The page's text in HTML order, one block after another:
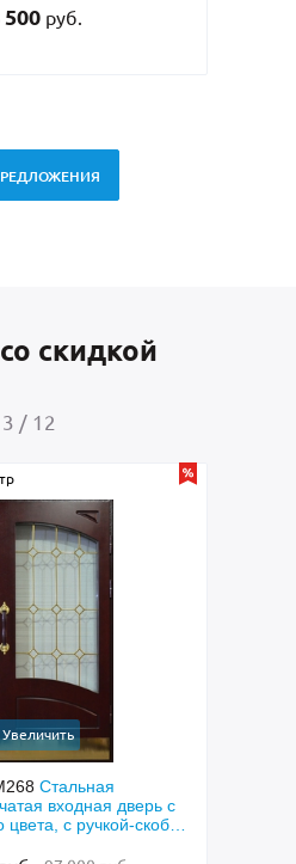
500 руб.
скидкой
3 / 12
Увеличить
Стальная
входная дверь с
с ручкой-скобой,